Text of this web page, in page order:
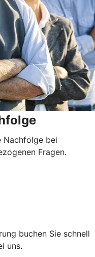
Nachfolge bei
Fragen.
buchen Sie schnell
uns.